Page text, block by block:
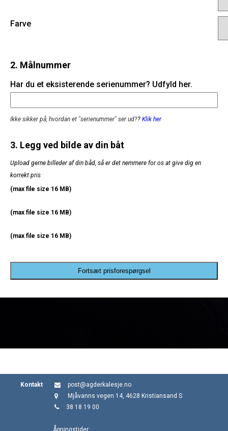
Farve
2. Målnummer
Har du et eksisterende serienummer? Udfyld her.
Ikke sikker på, hvordan et "serienummer" ser ud?? Klik her
3. Legg ved bilde av din båt
Upload gerne billeder af din båd, så er det nemmere for os at give dig en
korrekt pris
(max file size 16 MB)
(max file size 16 MB)
(max file size 16 MB)
Fortsæt prisforespørgsel
Kontakt
post@agderkalesje.no
Mjåvanns vegen 14, 4628 Kristiansand S
38 18 19 00
Åpningstider: